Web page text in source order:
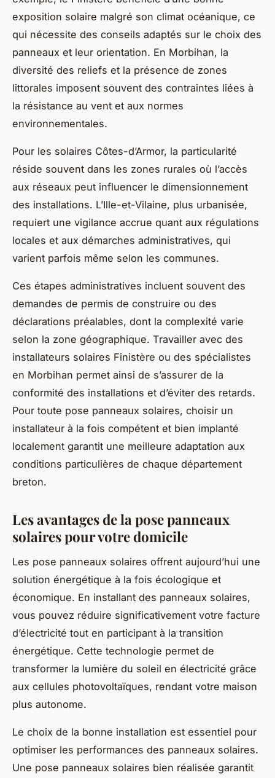
exposition solaire malgré son climat océanique, ce
qui nécessite des conseils adaptés sur le choix des
panneaux et leur orientation. En Morbihan, la
diversité des reliefs et la présence de zones
littorales imposent souvent des contraintes liées à
la résistance au vent et aux normes
environnementales.
Pour les solaires Côtes-d’Armor, la particularité
réside souvent dans les zones rurales où l’accès
aux réseaux peut influencer le dimensionnement
des installations. L’Ille-et-Vilaine, plus urbanisée,
requiert une vigilance accrue quant aux régulations
locales et aux démarches administratives, qui
varient parfois même selon les communes.
Ces étapes administratives incluent souvent des
demandes de permis de construire ou des
déclarations préalables, dont la complexité varie
selon la zone géographique. Travailler avec des
installateurs solaires Finistère ou des spécialistes
en Morbihan permet ainsi de s’assurer de la
conformité des installations et d’éviter des retards.
Pour toute pose panneaux solaires, choisir un
installateur à la fois compétent et bien implanté
localement garantit une meilleure adaptation aux
conditions particulières de chaque département
breton.
Les avantages de la pose panneaux
solaires pour votre domicile
Les pose panneaux solaires offrent aujourd’hui une
solution énergétique à la fois écologique et
économique. En installant des panneaux solaires,
vous pouvez réduire significativement votre facture
d’électricité tout en participant à la transition
énergétique. Cette technologie permet de
transformer la lumière du soleil en électricité grâce
aux cellules photovoltaïques, rendant votre maison
plus autonome.
Le choix de la bonne installation est essentiel pour
optimiser les performances des panneaux solaires.
Une pose panneaux solaires bien réalisée garantit